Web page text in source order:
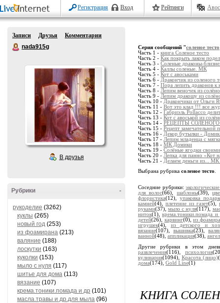
Регистрация Вход Рейтинги
Записи Друзья
Комментарии
nada915g
В друзья
-
Рубрики
рукоделие (3262)
куклы (265)
новый год (253)
из фоамирана (213)
валяние (188)
лоскутки (163)
куколки (153)
мыло с нуля (117)
шитье для дома (113)
вязание (107)
крема.тоники.помада и др (101)
масла.травы и др.для мыла (96)
Серия сообщений "соленое тесто
Часть 1 - книга Соленое тесто
Часть 2 - Как покрыть лаком
Часть 3 - Соленые драконы-
Часть 4 - Каллы соленые. МК
Часть 5 - Кот с авоськами
Часть 6 - Дракончик из соленого
Часть 7 - Пора лепить драконов к
Часть 8 - Лепим веночек из
Часть 9 - Лепим дракошу из
Часть 10 - Дракончики от Ольги
Часть 11 - Вот это клад !!! все
Часть 12 - Габриэль Pollacco
Часть 13 - Кот с авоськой из
Часть 14 - РЕЦЕПТЫ
Часть 15 - Рецепт замечательной
Часть 16 - Декор бутылки - Домик
Часть 17 - Лепим младенца с
Часть 18 - МК Домики
Часть 19 - Солёные ягодки
Часть 20 - Лепка для панно «Кот
Часть 21 - Делаем деньги из...
Выбрана рубрика соленое тесто
Соседние рубрики:
для волос(66), шаблоны(39),
флористика(12),упаковка
камней(4), плетение из газет(5),
руками(37),мыло с нуля(117),
ниток(1),крема.тоники.помада и
детей(26), карвинг(0),из
игрушек(4), из детского и
вязание(107), вышивка(23),
ванной(48), аппликация(38),
Другие рубрики в этом
развлечения(116), психология
кулинария(1094), Красота (лицо)
дома(174), Gold Line(1)
КНИГА